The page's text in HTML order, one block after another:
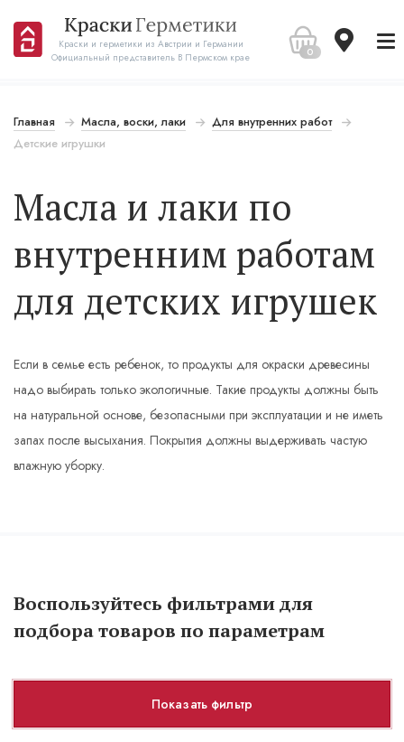
Краски и герметики из Австрии и Германии
Официальный представитель В Пермском крае
0
Главная Масла, воски, лаки
Для внутренних работ
Детские игрушки
Масла и лаки по
внутренним работам
для детских игрушек
Если в семье есть ребенок, то продукты для окраски древесины
надо выбирать только экологичные. Такие продукты должны быть
на натуральной основе, безопасными при эксплуатации и не иметь
запах после высыхания. Покрытия должны выдерживать частую
влажную уборку.
Воспользуйтесь фильтрами для
подбора товаров по параметрам
Показать фильтр